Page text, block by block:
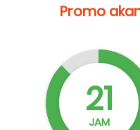
Promo
21
JAM